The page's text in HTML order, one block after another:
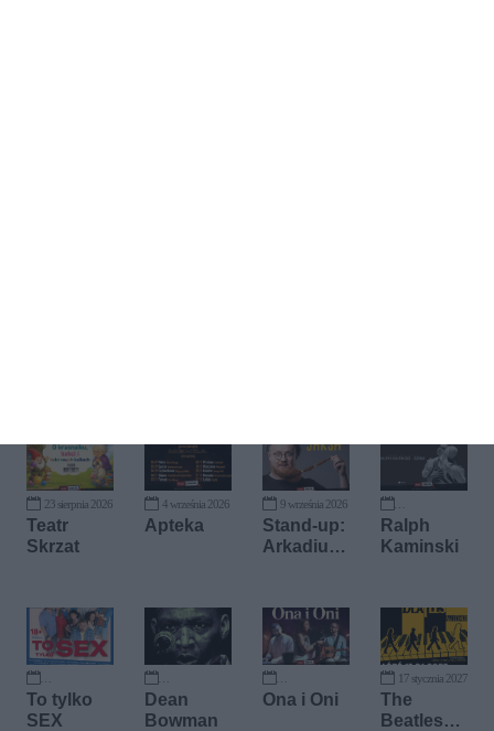
23 sierpnia 2026
Teatr
Skrzat
4 września 2026
Apteka
9 września 2026
Stand-up:
Arkadiusz
z
24 września 2026
Ralph
Kaminski
26 września 2026
To tylko
SEX
8 października 2026
Dean
Bowman
18 października 2026
Ona i Oni
17 stycznia 2027
The
Beatles